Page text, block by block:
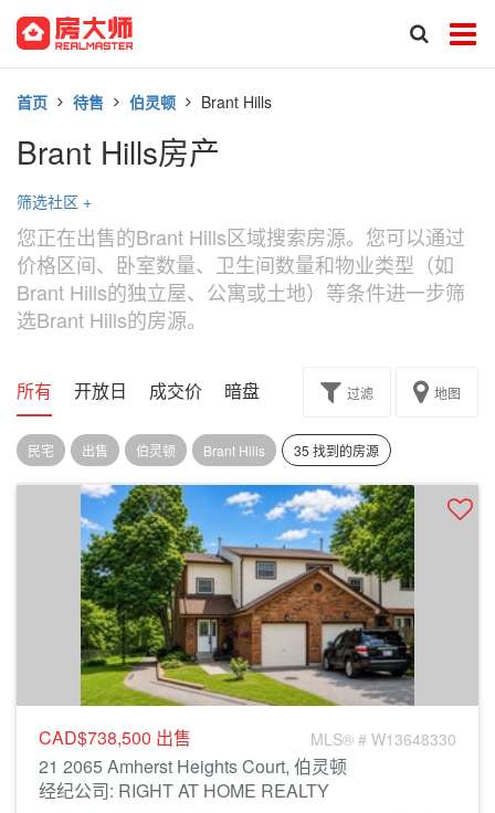
首页 待售 伯灵顿 Brant Hills
Brant Hills房产
筛选社区 +
您正在出售的Brant Hills区域搜索房源。您可以通过
价格区间、卧室数量、卫生间数量和物业类型（如
Brant Hills的独立屋、公寓或土地）等条件进一步筛
选Brant Hills的房源。
所有 开放日 成交价 暗盘 楼花转让过滤 地图
民宅 出售 伯灵顿 Brant Hills 35 找到的房源
CAD$738,500 出售 MLS® # W13648330
21 2065 Amherst Heights Court, 伯灵顿
经纪公司: RIGHT AT HOME REALTY